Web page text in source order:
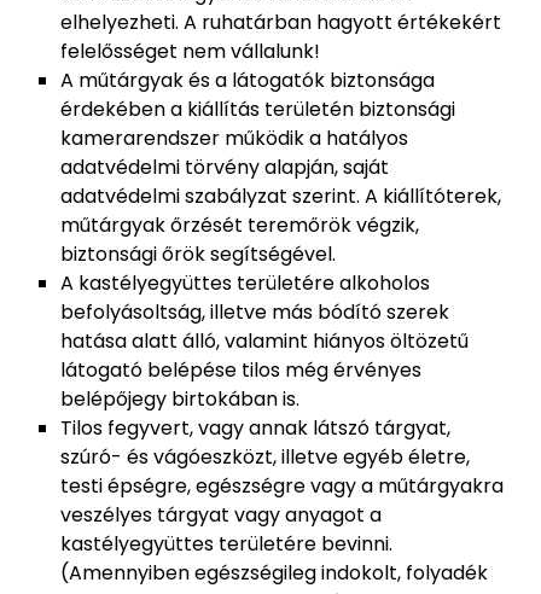
elhelyezheti. A ruhatárban hagyott értékekért
felelősséget nem vállalunk!
A műtárgyak és a látogatók biztonsága
érdekében a kiállítás területén biztonsági
kamerarendszer működik a hatályos
adatvédelmi törvény alapján, saját
adatvédelmi szabályzat szerint. A kiállítóterek,
műtárgyak őrzését teremőrök végzik,
biztonsági őrök segítségével.
A kastélyegyüttes területére alkoholos
befolyásoltság, illetve más bódító szerek
hatása alatt álló, valamint hiányos öltözetű
látogató belépése tilos még érvényes
belépőjegy birtokában is.
Tilos fegyvert, vagy annak látszó tárgyat,
szúró- és vágóeszközt, illetve egyéb életre,
testi épségre, egészségre vagy a műtárgyakra
veszélyes tárgyat vagy anyagot a
kastélyegyüttes területére bevinni.
(Amennyiben egészségileg indokolt, folyadék